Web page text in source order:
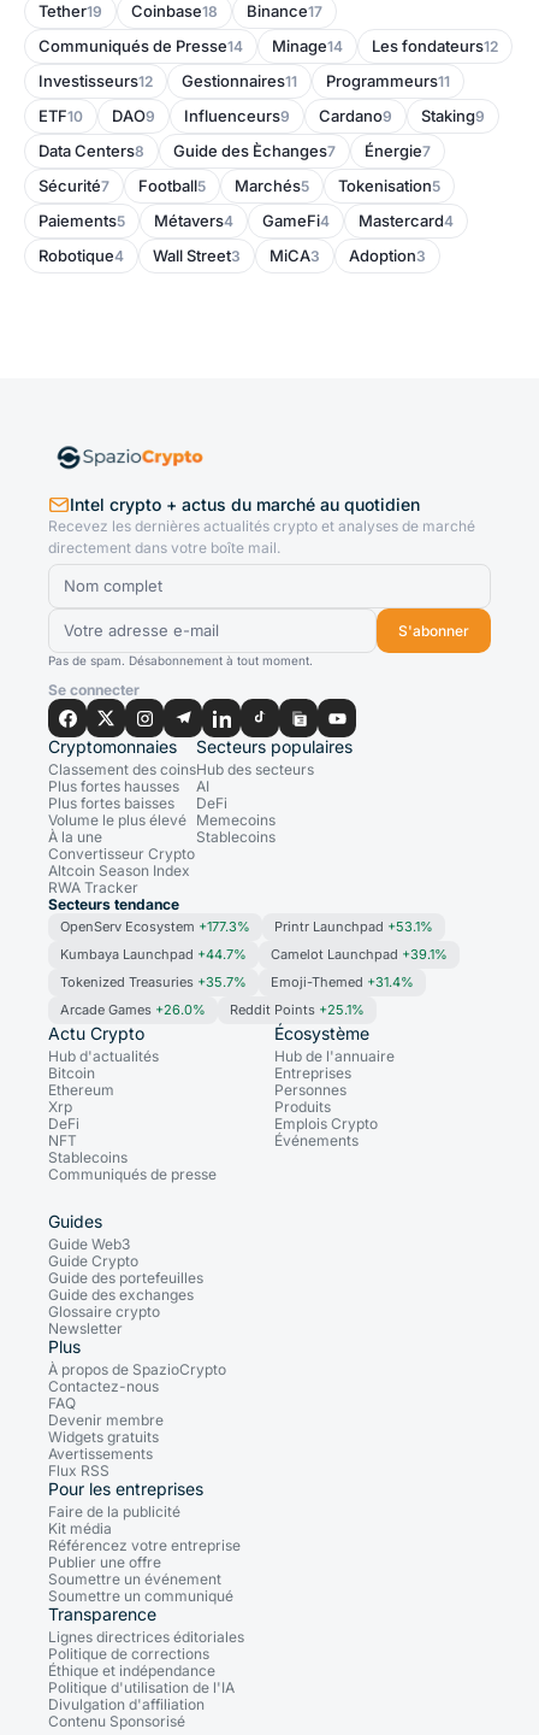
Tether19 Coinbase18 Binance17
Communiqués de Presse14 Minage14 Les fondateurs12
Investisseurs12 Gestionnaires11 Programmeurs11
ETF10 DAO9 Influenceurs9 Cardano9 Staking9
Data Centers8 Guide des Èchanges7 Énergie7
Sécurité7 Football5 Marchés5 Tokenisation5
Paiements5 Métavers4 GameFi4 Mastercard4
Robotique4 Wall Street3 MiCA3 Adoption3
Intel crypto + actus du marché au quotidien
Recevez les dernières actualités crypto et analyses de marché
directement dans votre boîte mail.
S'abonner
Pas de spam. Désabonnement à tout moment.
Se connecter
Cryptomonnaies
Classement des coins
Plus fortes hausses
Plus fortes baisses
Volume le plus élevé
À la une
Convertisseur Crypto
Altcoin Season Index
RWA Tracker
Secteurs populaires
Hub des secteurs
AI
DeFi
Memecoins
Stablecoins
Secteurs tendance
OpenServ Ecosystem +177.3% Printr Launchpad +53.1%
Kumbaya Launchpad +44.7% Camelot Launchpad +39.1%
Tokenized Treasuries +35.7% Emoji-Themed +31.4%
Arcade Games +26.0% Reddit Points +25.1%
Actu Crypto
Hub d'actualités
Bitcoin
Ethereum
Xrp
DeFi
NFT
Stablecoins
Communiqués de presse
Écosystème
Hub de l'annuaire
Entreprises
Personnes
Produits
Emplois Crypto
Événements
Guides
Guide Web3
Guide Crypto
Guide des portefeuilles
Guide des exchanges
Glossaire crypto
Newsletter
Plus
À propos de SpazioCrypto
Contactez-nous
FAQ
Devenir membre
Widgets gratuits
Avertissements
Flux RSS
Pour les entreprises
Faire de la publicité
Kit média
Référencez votre entreprise
Publier une offre
Soumettre un événement
Soumettre un communiqué
Transparence
Lignes directrices éditoriales
Politique de corrections
Éthique et indépendance
Politique d'utilisation de l'IA
Divulgation d'affiliation
Contenu Sponsorisé